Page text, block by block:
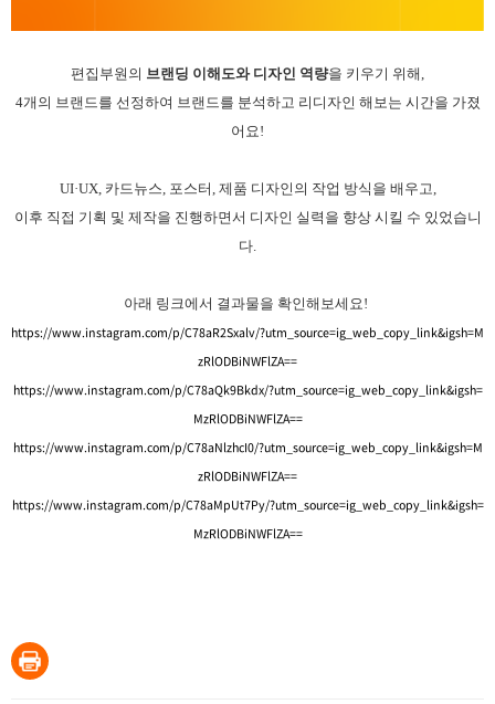
편집부원의 브랜딩 이해도와 디자인 역량을 키우기 위해,
4개의 브랜드를 선정하여 브랜드를 분석하고 리디자인 해보는 시간을 가졌
어요!
UI·UX, 카드뉴스, 포스터, 제품 디자인의 작업 방식을 배우고,
이후 직접 기획 및 제작을 진행하면서 디자인 실력을 향상 시킬 수 있었습니
다.
아래 링크에서 결과물을 확인해보세요!
https://www.instagram.com/p/C78aR2Sxalv/?utm_source=ig_web_copy_link&igsh=M
zRlODBiNWFlZA==
https://www.instagram.com/p/C78aQk9Bkdx/?utm_source=ig_web_copy_link&igsh=
MzRlODBiNWFlZA==
https://www.instagram.com/p/C78aNlzhcI0/?utm_source=ig_web_copy_link&igsh=M
zRlODBiNWFlZA==
https://www.instagram.com/p/C78aMpUt7Py/?utm_source=ig_web_copy_link&igsh=
MzRlODBiNWFlZA==